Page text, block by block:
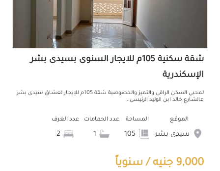
شقة سكنية 105م للايجار السنوى بسيدى بشر
الإسكندرية
لمحبي السكن الراقى والتميز والخصوصية شقة 105م للإيجار لعشاق سيدى بشر
عالشارع خالد ابن الوليد الرئيسى...
الموقع
سيدى بشر
المساحة عدد الحمامات عدد الغرف
9,000 جنيه / سنوياً